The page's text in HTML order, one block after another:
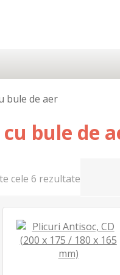
bule de aer
bule de
cele 6 rezultate